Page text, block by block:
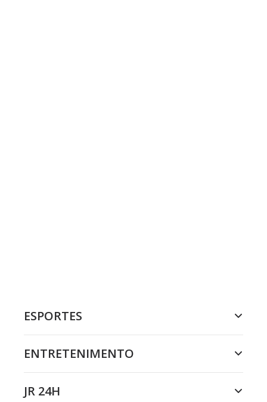
ESPORTES
ENTRETENIMENTO
JR 24H